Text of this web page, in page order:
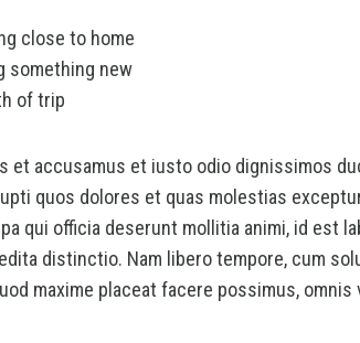
close to home
something new
of trip
et accusamus et iusto odio dignissimos
quos dolores et quas molestias
qui officia deserunt mollitia animi, id est
distinctio. Nam libero tempore, cum
maxime placeat facere possimus,